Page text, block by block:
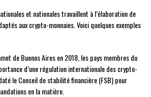
et nationales travaillent à l’élaboration de
aux crypto-monnaies. Voici quelques exemples
de Buenos Aires en 2018, les pays membres du
d’une régulation internationale des crypto-
le Conseil de stabilité financière (FSB) pour
en la matière.